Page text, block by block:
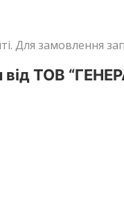
Для замовлення
від ТОВ